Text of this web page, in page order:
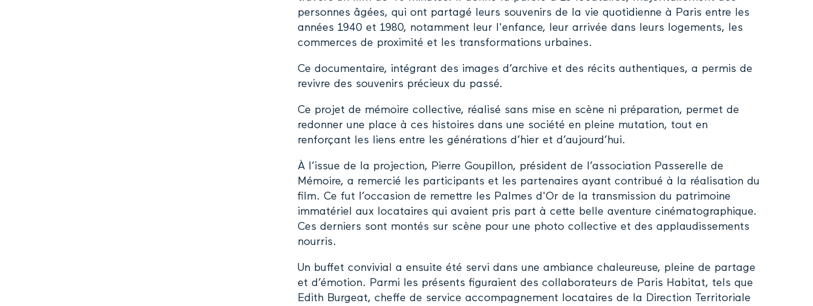
personnes âgées, qui ont partagé leurs souvenirs de la vie quotidienne à Paris entre les
années 1940 et 1980, notamment leur l'enfance, leur arrivée dans leurs logements, les
commerces de proximité et les transformations urbaines.
Ce documentaire, intégrant des images d’archive et des récits authentiques, a permis de
revivre des souvenirs précieux du passé.
Ce projet de mémoire collective, réalisé sans mise en scène ni préparation, permet de
redonner une place à ces histoires dans une société en pleine mutation, tout en
renforçant les liens entre les générations d’hier et d’aujourd’hui.
À l’issue de la projection, Pierre Goupillon, président de l’association Passerelle de
Mémoire, a remercié les participants et les partenaires ayant contribué à la réalisation du
film. Ce fut l’occasion de remettre les Palmes d'Or de la transmission du patrimoine
immatériel aux locataires qui avaient pris part à cette belle aventure cinématographique.
Ces derniers sont montés sur scène pour une photo collective et des applaudissements
nourris.
Un buffet convivial a ensuite été servi dans une ambiance chaleureuse, pleine de partage
et d’émotion. Parmi les présents figuraient des collaborateurs de Paris Habitat, tels que
Edith Burgeat, cheffe de service accompagnement locataires de la Direction Territoriale